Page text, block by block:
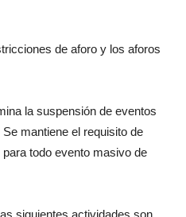
de aforo y los aforos
la suspensión de eventos
mantiene el requisito de
todo evento masivo de
siguientes actividades son